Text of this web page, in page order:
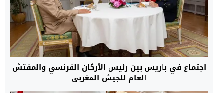
اجتماع في باريس بين رئيس الأركان الفرنسي والمفتش
العام للجيش المغربي